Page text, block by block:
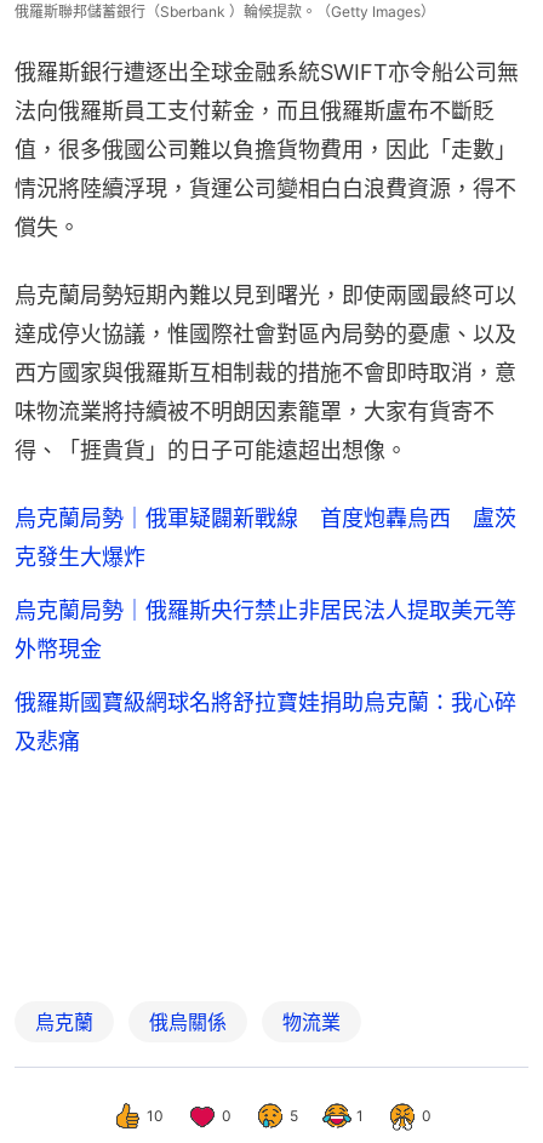
俄羅斯聯邦儲蓄銀行（Sberbank ）輪候提款。（Getty Images）
俄羅斯銀行遭逐出全球金融系統SWIFT亦令船公司無
法向俄羅斯員工支付薪金，而且俄羅斯盧布不斷貶
值，很多俄國公司難以負擔貨物費用，因此「走數」
情況將陸續浮現，貨運公司變相白白浪費資源，得不
償失。
烏克蘭局勢短期內難以見到曙光，即使兩國最終可以
達成停火協議，惟國際社會對區內局勢的憂慮、以及
西方國家與俄羅斯互相制裁的措施不會即時取消，意
味物流業將持續被不明朗因素籠罩，大家有貨寄不
得、「捱貴貨」的日子可能遠超出想像。
烏克蘭局勢｜俄軍疑闢新戰線 首度炮轟烏西 盧茨
克發生大爆炸
烏克蘭局勢｜俄羅斯央行禁止非居民法人提取美元等
外幣現金
俄羅斯國寶級網球名將舒拉寶娃捐助烏克蘭：我心碎
及悲痛
烏克蘭 俄烏關係 物流業
10 0 5 1 0